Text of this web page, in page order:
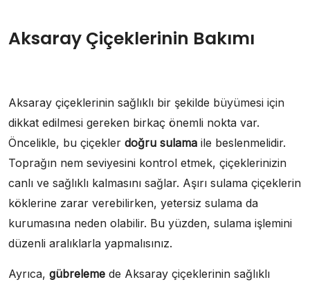
Aksaray Çiçeklerinin Bakımı
Aksaray çiçeklerinin sağlıklı bir şekilde büyümesi için
dikkat edilmesi gereken birkaç önemli nokta var.
Öncelikle, bu çiçekler doğru sulama ile beslenmelidir.
Toprağın nem seviyesini kontrol etmek, çiçeklerinizin
canlı ve sağlıklı kalmasını sağlar. Aşırı sulama çiçeklerin
köklerine zarar verebilirken, yetersiz sulama da
kurumasına neden olabilir. Bu yüzden, sulama işlemini
düzenli aralıklarla yapmalısınız.
Ayrıca, gübreleme de Aksaray çiçeklerinin sağlıklı